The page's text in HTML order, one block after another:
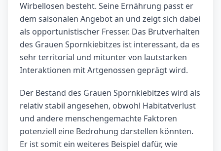
Wirbellosen besteht. Seine Ernährung passt er
dem saisonalen Angebot an und zeigt sich dabei
als opportunistischer Fresser. Das Brutverhalten
des Grauen Spornkiebitzes ist interessant, da es
sehr territorial und mitunter von lautstarken
Interaktionen mit Artgenossen geprägt wird.
Der Bestand des Grauen Spornkiebitzes wird als
relativ stabil angesehen, obwohl Habitatverlust
und andere menschengemachte Faktoren
potenziell eine Bedrohung darstellen könnten.
Er ist somit ein weiteres Beispiel dafür, wie